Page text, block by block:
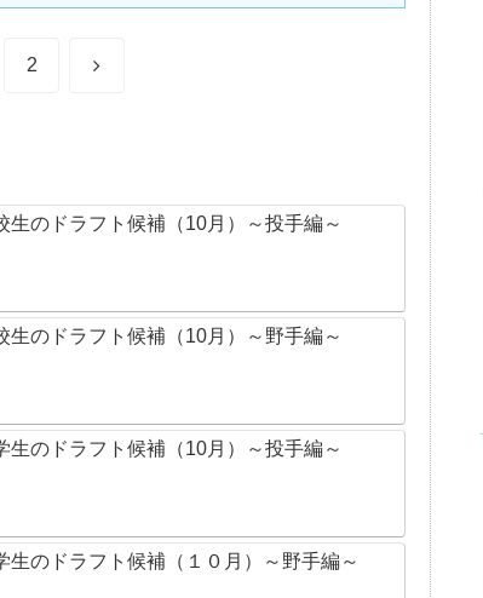
2 次
生のドラフト候補（10月）～投手編～
生のドラフト候補（10月）～野手編～
生のドラフト候補（10月）～投手編～
生のドラフト候補（１０月）～野手編～